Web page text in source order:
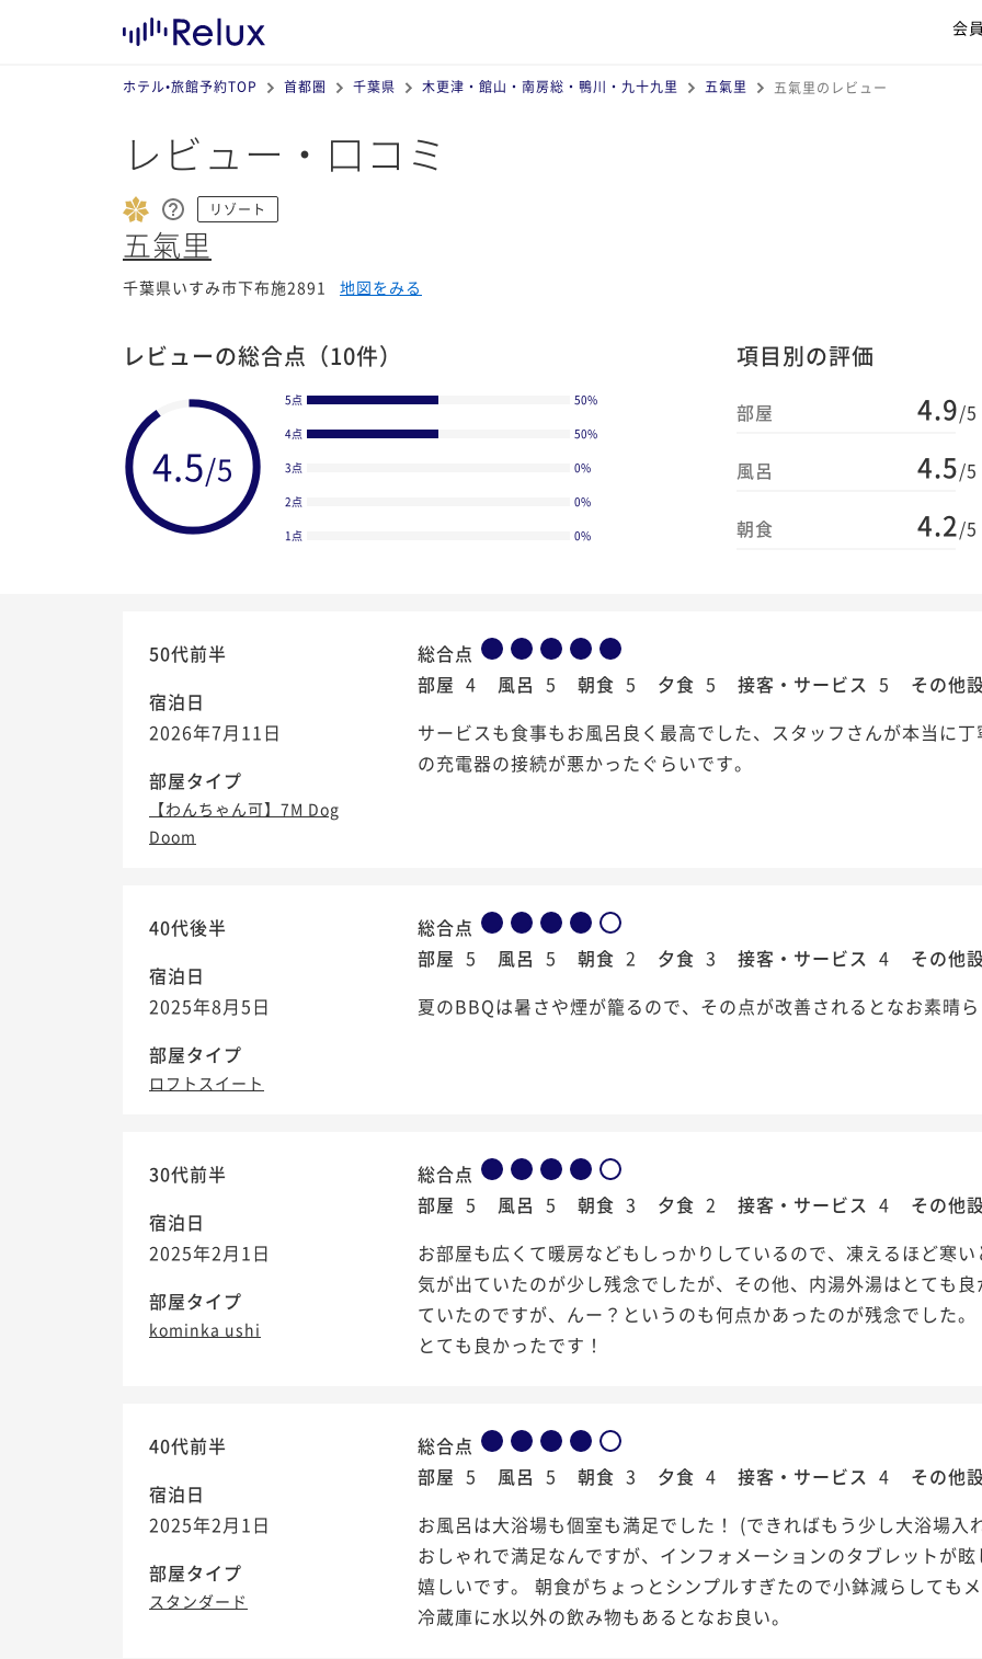
会
ホテル•旅館予約TOP 首都圏 千葉県 木更津・館山・南房総・鴨川・九十九里 五氣里 五氣里のレビュー
レビュー・口コミ
リゾート
五氣里
千葉県いすみ市下布施2891 地図をみる
レビューの総合点 （10件）
/5
5点 50%
4点 50%
3点 0%
2点 0%
1点 0%
項目別の評価
部屋 4.9/5
風呂 4.5/5
朝食 4.2/5
50代前半
宿泊日
2026年7月11日
部屋タイプ
【わんちゃん可】7M Dog
Doom
総合点
部屋 4 風呂 5 朝食 5 夕食 5 接客・サービス 5
その他
サービスも食事もお風呂良く最高でした、スタッフさんが本当に
の充電器の接続が悪かったぐらいです。
40代後半
宿泊日
2025年8月5日
部屋タイプ
ロフトスイート
総合点
部屋 5 風呂 5 朝食 2 夕食 3 接客・サービス 4
その他
夏のBBQは暑さや煙が籠るので、その点が改善されるとなお素晴
30代前半
宿泊日
2025年2月1日
部屋タイプ
kominka ushi
総合点
部屋 5 風呂 5 朝食 3 夕食 2 接客・サービス 4
その他
お部屋も広くて暖房などもしっかりしているので、凍えるほど寒
気が出ていたのが少し残念でしたが、その他、内湯外湯はとても
ていたのですが、んー？というのも何点かあったのが残念でした
とても良かったです！
40代前半
宿泊日
2025年2月1日
部屋タイプ
スタンダード
総合点
部屋 5 風呂 5 朝食 3 夕食 4 接客・サービス 4
その他
お風呂は大浴場も個室も満足でした！ (できればもう少し大浴場
おしゃれで満足なんですが、インフォメーションのタブレットが
嬉しいです。 朝食がちょっとシンプルすぎたので小鉢減らしても
冷蔵庫に水以外の飲み物もあるとなお良い。